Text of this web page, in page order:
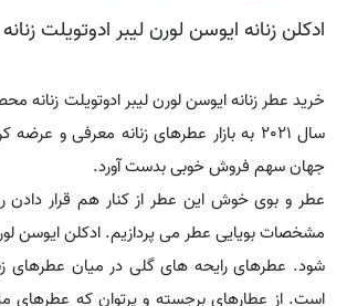
ادکلن زنانه ایوسن لورن لیبر ادوتویلت زنانه
خرید عطر زنانه ایوسن لورن لیبر ادوتویلت زنانه
سال 2021 به بازار عطرهای زنانه معرفی و عرضه کرد.
جهان سهم فروش خوبی بدست آورد.
عطر و بوی خوش این عطر از کنار هم قرار دادن
مشخصات بویایی عطر می پردازیم. ادکلن ایوسن
شود. عطرهای رایحه های گلی در میان عطرهای
است. از عطارهای برجسته و پرتوان که عطرهای